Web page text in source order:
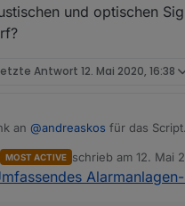
und optischen
Antwort 12. Mai 2020, 16:38
an @andreaskos
noch ein paar Beispiele was ihr
und optischen
MOST ACTIVE schrieb am12. Mai
zuletzt editiert von